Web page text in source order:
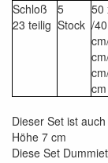
Schloß
23 teilig
5
Stock
50
/
cm
Dieser Set ist
Höhe 7 cm
Diese Set